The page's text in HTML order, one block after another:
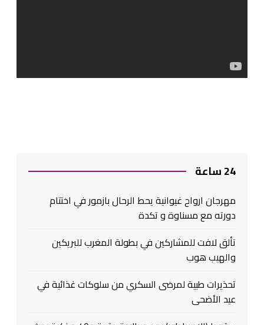
24 ساعة
مهرجان ارواح غيوانية يحط الرحال بازمور في اختتام
دورته مع مسناوة و تكدة
تألق لافت للمشاركين في بطولة المغرب للبريكين
والهيب هوب
تحذيرات طبية لمرضى السكري من سلوكات غذائية في
عيد الأضحى